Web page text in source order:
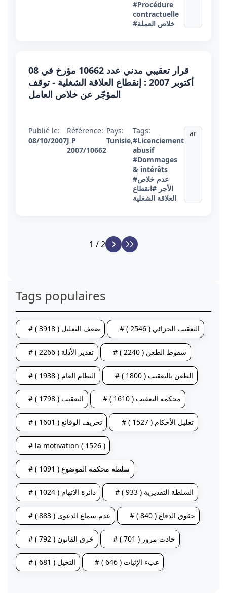
#Procédure
contractuelle
#خلاص العملة
قرار تعقيبي مدني عدد 10662 مؤرخ في 08
أكتوبر 2007 : إنقطاع العلاقة الشغلية - توقف
المؤجّر عن خلاص العامل
Publié le:
08/10/2007
Référence:
J P
2007/10662
Pays:
Tunisie,
Tags:
#Licenciement
abusif
#Dommages
& intérêts
#عدم خلاص
الأجر #انقطاع
العلاقة الشغلية
ar
1 / 2
Tags populaires
# ضعف التعليل ( 3918 ) # التعقيب الجزائي ( 2546 )
# تقدير الأدلة ( 2266 ) # سقوط الطعن ( 2240 )
# النظام العام ( 1938 ) # الطعن بالتعقيب ( 1800 )
# التعقيب ( 1798 ) # محكمة التعقيب ( 1610 )
# تحريف الوقائع ( 1601 ) # تعليل الأحكام ( 1527 )
# la motivation ( 1526 )
# سلطة محكمة الموضوع ( 1091 )
# دائرة الاتهام ( 1024 ) # السلطة التقديرية ( 933 )
# عدم سماع الدعوى ( 883 ) # حقوق الدفاع ( 840 )
# خرق القانون ( 792 ) # حادث مرور ( 701 )
# التحيل ( 681 ) # عبء الإثبات ( 646 )